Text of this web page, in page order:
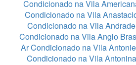
Condicionado na Vila
Condicionado na Vila
Condicionado na Vila Andrade
Condicionado na Vila Anglo
Ar Condicionado na Vila
Condicionado na Vila Antonina